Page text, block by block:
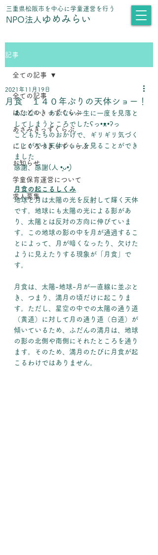
​三重県松阪市を中心に学童運営を行う
NPO法人 ゆめみらい
記事
全ての記事
はたどのきっずくらぶ
あさみきっずくらぶ
にしくろべきっずくらぶ
お知らせ
学童保育運営について
求人募集
全ての記事
月食 １４０年ぶりの天体ショー！
2021年11月19日
あぶない、あぶない一生に一度を見落と
してしまうところでしたʕっ•ᴥ•ʔっ
こどもたちのおかげで、ギリギリ気づく
ことができ天体ショーを見ることができ
ました
感謝、感謝(人 •͈ᴗ•͈)
月食の起こるしくみ
地球と月は太陽の光を反射して輝く天体
です。地球にも太陽の光による影があ
り、太陽とは反対の方向に伸びていま
す。この地球の影の中を月が通過するこ
とによって、月が暗くなったり、欠けた
ように見えたりする現象が「月食」で
す。
月食は、太陽-地球-月が一直線に並ぶと
き、つまり、満月の頃だけに起こりま
す。ただし、星空の中での太陽の通り道
（黄道）に対して月の通り道（白道）が
傾いているため、ふだんの満月は、地球
の影の北側や南側にそれたところを通り
ます。そのため、満月のたびに月食が起
こるわけではありません。